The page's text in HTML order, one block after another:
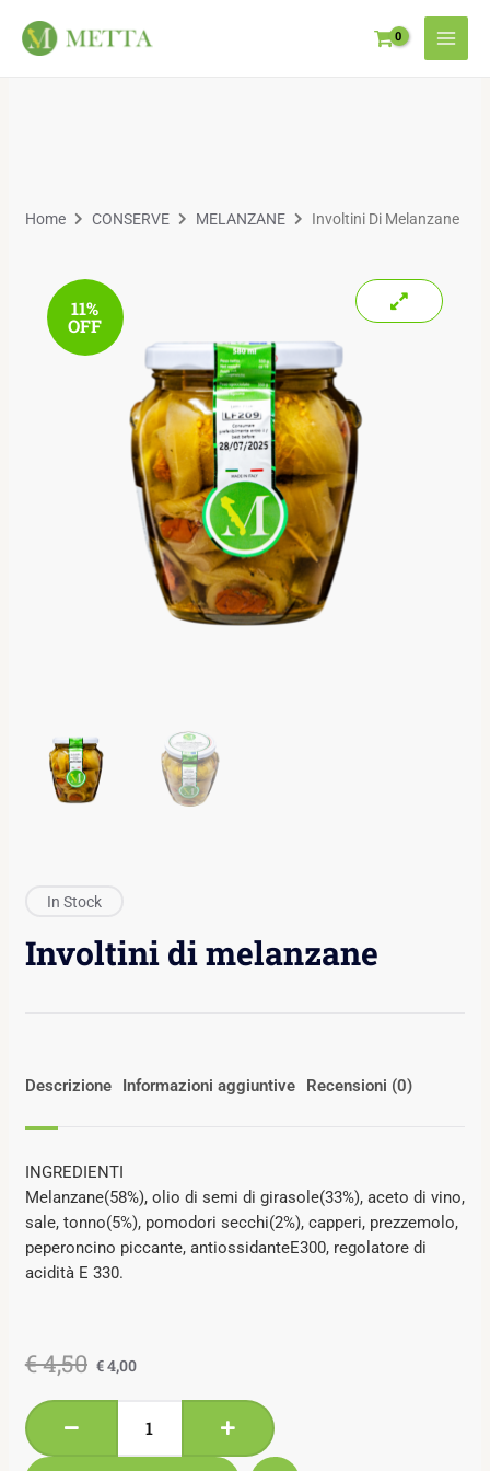
Home CONSERVE MELANZANE Involtini Di Melanzane
11%
OFF
In Stock
Involtini di melanzane
Descrizione Informazioni aggiuntive Recensioni (0)
INGREDIENTI
Melanzane(58%), olio di semi di girasole(33%), aceto di vino,
sale, tonno(5%), pomodori secchi(2%), capperi, prezzemolo,
peperoncino piccante, antiossidanteE300, regolatore di
acidità E 330.
€4,50 €4,00